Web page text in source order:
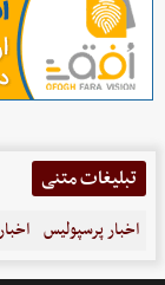
تبلیغات متنی
اخبار پرسپولیس